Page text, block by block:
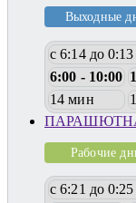
Выходные
с 6:14 до 0:13
6:00 - 10:00
14 мин
Рабочие
с 6:21 до 0:25